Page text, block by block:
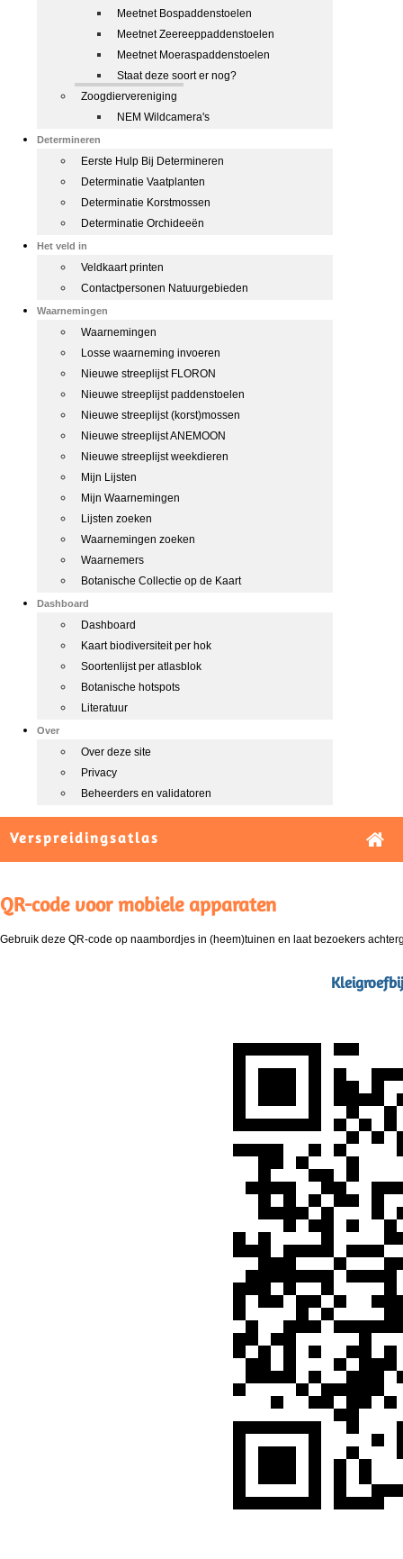
Meetnet Bospaddenstoelen
Meetnet Zeereeppaddenstoelen
Meetnet Moeraspaddenstoelen
Staat deze soort er nog?
Zoogdiervereniging
NEM Wildcamera's
Determineren
Eerste Hulp Bij Determineren
Determinatie Vaatplanten
Determinatie Korstmossen
Determinatie Orchideeën
Het veld in
Veldkaart printen
Contactpersonen Natuurgebieden
Waarnemingen
Waarnemingen
Losse waarneming invoeren
Nieuwe streeplijst FLORON
Nieuwe streeplijst paddenstoelen
Nieuwe streeplijst (korst)mossen
Nieuwe streeplijst ANEMOON
Nieuwe streeplijst weekdieren
Mijn Lijsten
Mijn Waarnemingen
Lijsten zoeken
Waarnemingen zoeken
Waarnemers
Botanische Collectie op de Kaart
Dashboard
Dashboard
Kaart biodiversiteit per hok
Soortenlijst per atlasblok
Botanische hotspots
Literatuur
Over
Over deze site
Privacy
Beheerders en validatoren
Verspreidingsatlas
QR-code voor mobiele apparaten
Gebruik deze QR-code op naambordjes in (heem)tuinen en laat bezoekers